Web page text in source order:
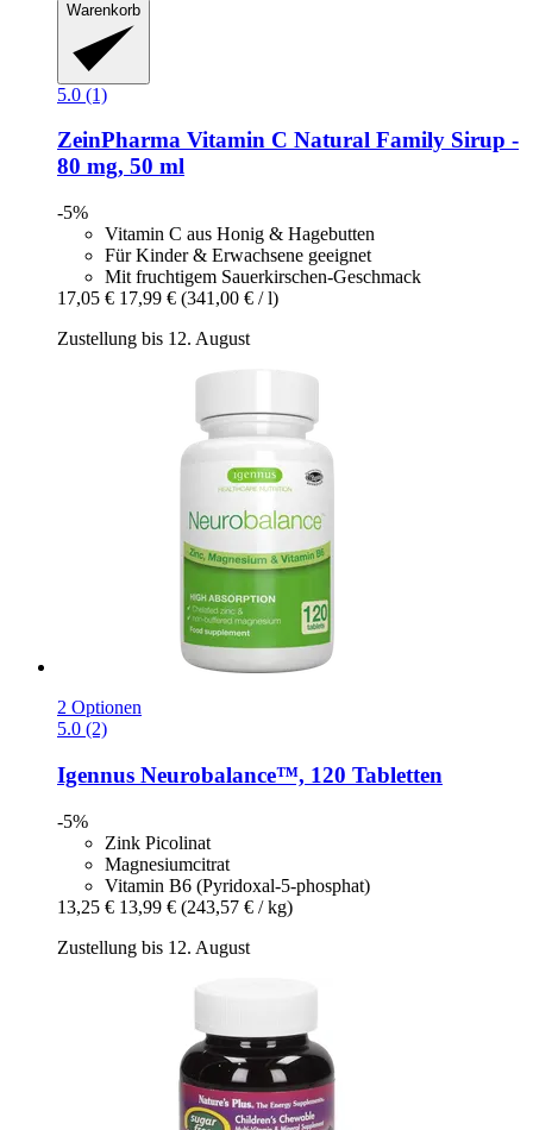
Warenkorb
5.0 (1)
ZeinPharma Vitamin C Natural Family Sirup -​
80 mg, 50 ml
-5%
Vitamin C aus Honig & Hagebutten
Für Kinder & Erwachsene geeignet
Mit fruchtigem Sauerkirschen-Geschmack
17,05 € 17,99 € (341,00 € / l)
Zustellung bis 12. August
2 Optionen
5.0 (2)
Igennus Neurobalance™, 120 Tabletten
-5%
Zink Picolinat
Magnesiumcitrat
Vitamin B6 (Pyridoxal-5-phosphat)
13,25 € 13,99 € (243,57 € / kg)
Zustellung bis 12. August